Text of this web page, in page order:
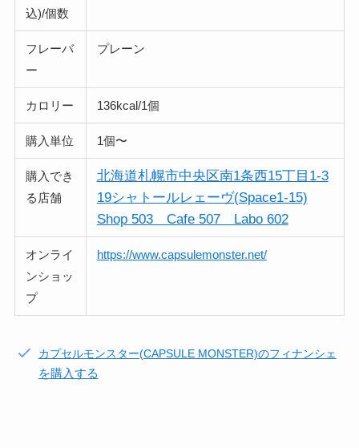
込)/個数
フレーバ
ー
プレーン
カロリー 136kcal/1個
購入単位 1個〜
購入でき
る店舗
北海道札幌市中央区南1条西15丁目1-3
19シャトールレェーヴ(Space1-15)
Shop 503 Cafe 507 Labo 602
オンライ
ンショッ
プ
https://www.capsulemonster.net/
カプセルモンスター(CAPSULE MONSTER)のフィナンシェ
を購入する